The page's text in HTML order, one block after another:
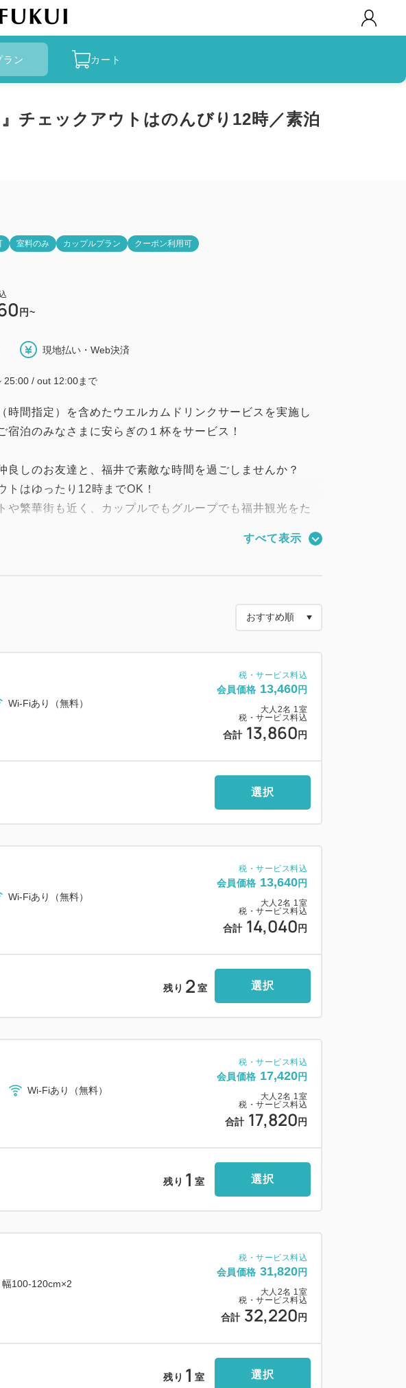
ラン カート
チェックアウトはのんびり12時／素泊
室料のみ カップルプラン クーポン利用可
円~
現地払い・Web決済
25:00 / out 12:00まで
時間指定）を含めたウエルカムドリンクサービスを実施し
宿泊のみなさまに安らぎの１杯をサービス！
良しのお友達と、福井で素敵な時間を過ごしませんか？
トはゆったり12時までOK！
や繁華街も近く、カップルでもグループでも福井観光をた
タ福井の魅力
「ローストビーフ丼」や「蟹雑炊」など、全50種類以上の朝
バーなどのアメニティバイキング
歩8分・片町徒歩1分の好立地で観光にも最適
車で約10分
まで（15台）/1.55mまで（150台）
7:30～23:00（※7:30前の出発不可）
すべて表示
税・サービス料込
会員価格 13,460円
大人 2名 1室
税・サービス料込
合計 13,860 円
Wi-Fiあり（無料）
選択
税・サービス料込
会員価格 13,640円
大人 2名 1室
税・サービス料込
合計 14,040 円
Wi-Fiあり（無料）
残り 2 室 選択
税・サービス料込
会員価格 17,420円
大人 2名 1室
税・サービス料込
合計 17,820 円
Wi-Fiあり（無料）
残り 1 室 選択
税・サービス料込
会員価格 31,820円
大人 2名 1室
税・サービス料込
合計 32,220 円
100-120cm×2
残り 1 室 選択